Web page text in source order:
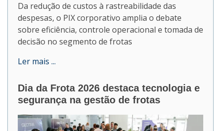
Da redução de custos à rastreabilidade das
despesas, o PIX corporativo amplia o debate
sobre eficiência, controle operacional e tomada de
decisão no segmento de frotas
Ler mais ...
Dia da Frota 2026 destaca tecnologia e
segurança na gestão de frotas